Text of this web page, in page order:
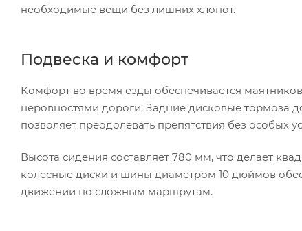
необходимые вещи без лишних хлопот.
Подвеска и комфорт
Комфорт во время езды обеспечивается
неровностями дороги. Задние дисковые тормоза
позволяет преодолевать препятствия без особых
Высота сидения составляет 780 мм, что делает
колесные диски и шины диаметром 10 дюймов
движении по сложным маршрутам.